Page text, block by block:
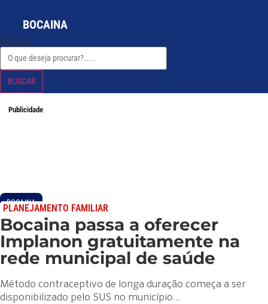
BOCAINA
Search
BUSCAR
Publicidade
BOCAINA
PLANEJAMENTO FAMILIAR
Bocaina passa a oferecer
Implanon gratuitamente na
rede municipal de saúde
Método contraceptivo de longa duração começa a ser
disponibilizado pelo SUS no município…